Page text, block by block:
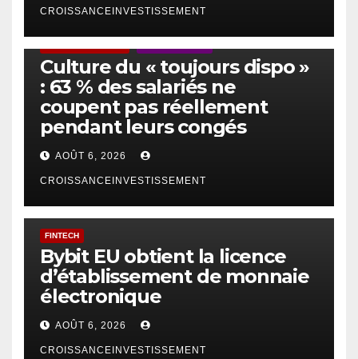
CROISSANCEINVESTISSEMENT
Culture du « toujours dispo »
: 63 % des salariés ne
coupent pas réellement
pendant leurs congés
AOÛT 6, 2026
CROISSANCEINVESTISSEMENT
FINTECH
Bybit EU obtient la licence
d’établissement de monnaie
électronique
AOÛT 6, 2026
CROISSANCEINVESTISSEMENT